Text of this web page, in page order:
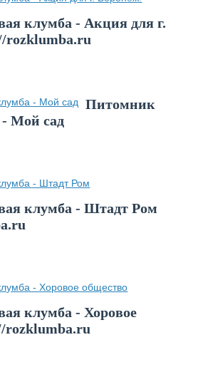
клумба - Акция для г.
rozklumba.ru
Питомник
- Мой сад
клумба - Штадт Ром
клумба - Хоровое
rozklumba.ru